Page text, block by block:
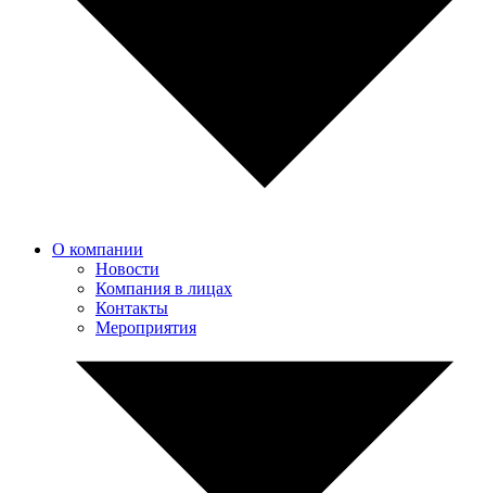
О компании
Новости
Компания в лицах
Контакты
Мероприятия